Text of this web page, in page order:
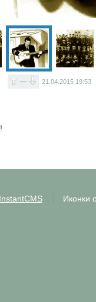
— 21.04.2015 19:53
InstantCMS Иконки